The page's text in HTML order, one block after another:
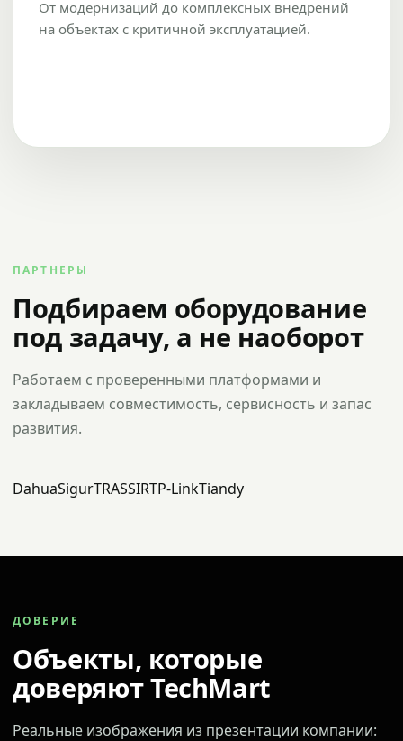
От модернизаций до комплексных внедрений
на объектах с критичной эксплуатацией.
ПАРТНЕРЫ
Подбираем оборудование
под задачу, а не наоборот
Работаем с проверенными платформами и
закладываем совместимость, сервисность и запас
развития.
DahuaSigurTRASSIRTP-LinkTiandy
ДОВЕРИЕ
Объекты, которые
доверяют TechMart
Реальные изображения из презентации компании: